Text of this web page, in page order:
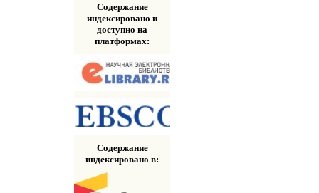
Содержание
индексировано и
доступно на
платформах:
Содержание
индексировано в: